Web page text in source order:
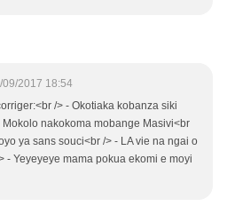
09/2017 18:54
/> - Okotiaka kobanza siki
nakokoma mobange Masivi<br
ya sans souci<br /> - LA vie na ngai o
- Yeyeyeye mama pokua ekomi e moyi